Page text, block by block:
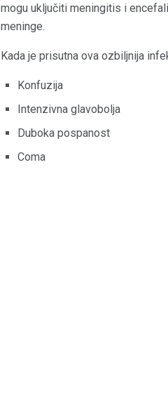
mogu uključiti meningitis i
meninge.
Kada je prisutna ova ozbiljnija
Konfuzija
Intenzivna glavobolja
Duboka pospanost
Coma